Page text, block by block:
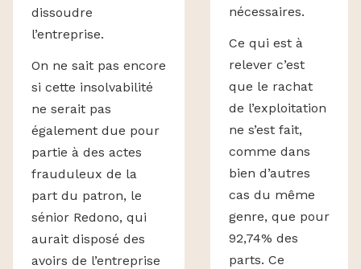
dissoudre
l’entreprise.
On ne sait pas encore
si cette insolvabilité
ne serait pas
également due pour
partie à des actes
frauduleux de la
part du patron, le
sénior Redono, qui
aurait disposé des
avoirs de l’entreprise
nécessaires.
Ce qui est à
relever c’est
que le rachat
de l’exploitation
ne s’est fait,
comme dans
bien d’autres
cas du même
genre, que pour
92,74% des
parts. Ce